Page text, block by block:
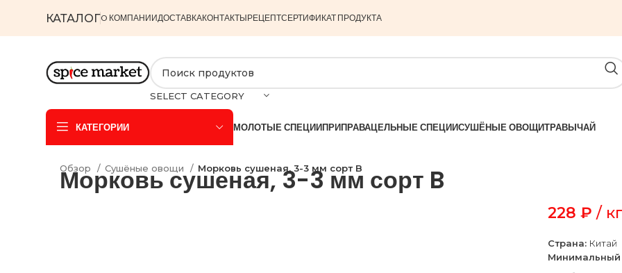
КАТАЛОГO КОМПАНИИДОСТАВКАКОНТАКТЫРЕЦЕПТСЕРТИФИКАТ ПРОДУКТА
SELECT CATEGORY
КАТЕГОРИИ МОЛОТЫЕ СПЕЦИИПРИПРАВАЦЕЛЬНЫЕ СПЕЦИИСУШЁНЫЕ ОВОЩИТРАВЫЧАЙ
Обзор Сушёные овощи Морковь сушеная, 3-3 мм сорт B
Морковь сушеная, 3-3 мм сорт B
228 ₽ / кг
Страна: Китай
Минимальный